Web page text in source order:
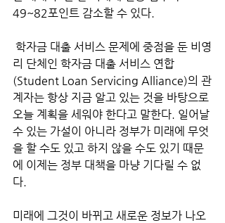
49~82포인트 감소할 수 있다.
리 단체인 학자금 대출 서비스 연합
(Student Loan Servicing Alliance)의 관
계자는 항상 지금 알고 있는 것을 바탕으로
오늘 계획을 세워야 한다고 말한다. 일어날
수 있는 가설이 아니라 정부가 미래에 무엇
을 할 수도 있고 하지 않을 수도 있기 때문
에 이제는 정부 대책을 마냥 기다릴 수 없
다.
미래에 그것이 바뀌고 새로운 정보가 나오